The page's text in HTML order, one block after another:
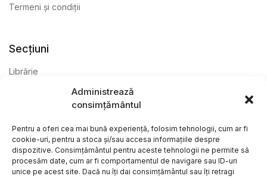
Administrează
consimțământul
Pentru a oferi cea mai bună experiență, folosim tehnologii, cum ar fi
cookie-uri, pentru a stoca și/sau accesa informațiile despre
dispozitive. Consimțământul pentru aceste tehnologii ne permite să
procesăm date, cum ar fi comportamentul de navigare sau ID-uri
unice pe acest site. Dacă nu îți dai consimțământul sau îți retragi
Termeni și condiții
Secțiuni
Librărie